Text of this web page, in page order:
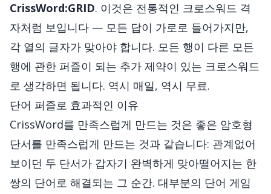
CrissWord:GRID. 이것은 전통적인 크로스워드 격
자처럼 보입니다 — 모든 답이 가로로 들어가지만,
각 열의 글자가 맞아야 합니다. 모든 행이 다른 모든
행에 관한 퍼즐이 되는 추가 제약이 있는 크로스워드
로 생각하면 됩니다. 역시 매일, 역시 무료.
단어 퍼즐로 효과적인 이유
CrissWord를 만족스럽게 만드는 것은 좋은 암호형
단서를 만족스럽게 만드는 것과 같습니다: 관계없어
보이던 두 단서가 갑자기 완벽하게 맞아떨어지는 한
쌍의 단어로 해결되는 그 순간. 대부분의 단어 게임